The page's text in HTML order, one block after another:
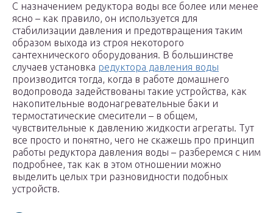
С назначением редуктора воды все более или менее
ясно – как правило, он используется для
стабилизации давления и предотвращения таким
образом выхода из строя некоторого
сантехнического оборудования. В большинстве
случаев установка редуктора давления воды
производится тогда, когда в работе домашнего
водопровода задействованы такие устройства, как
накопительные водонагревательные баки и
термостатические смесители – в общем,
чувствительные к давлению жидкости агрегаты. Тут
все просто и понятно, чего не скажешь про принцип
работы редуктора давления воды – разберемся с ним
подробнее, так как в этом отношении можно
выделить целых три разновидности подобных
устройств.